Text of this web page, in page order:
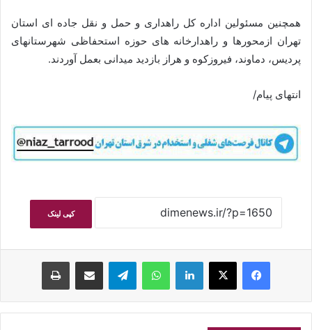
همچنین مسئولین اداره کل راهداری و حمل و نقل جاده ای استان
تهران ازمحورها و راهدارخانه های حوزه استحفاظی شهرستانهای
پردیس، دماوند، فیروزکوه و هراز بازدید میدانی بعمل آوردند.
انتهای پیام/
کپی لینک
فیسبوکایکس لینکداین واتس آپ تلگرام اشتراک گذاری با ایمیل چاپ